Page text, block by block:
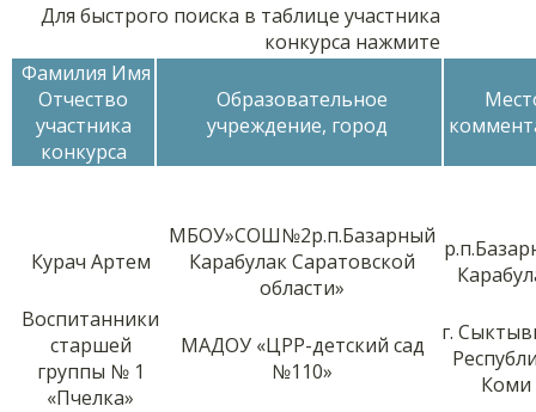
Для быстрого поиска в таблице участника
конкурса нажмите
Фамилия Имя
Отчество
участника
конкурса
Образовательное
учреждение, город
Курач Артем
МБОУ»СОШ№2р.п.Базарный
Карабулак Саратовской
области»
Воспитанники
старшей
группы № 1
«Пчелка»
МАДОУ «ЦРР-детский сад
№110»
г.
Коми